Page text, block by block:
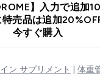
】入力で追加
特売品は追加
今すぐ購入
ン サプリメント 体重